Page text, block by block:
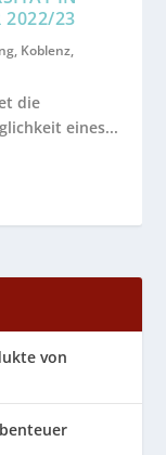
2022/23
, Koblenz,
die
eines...
von